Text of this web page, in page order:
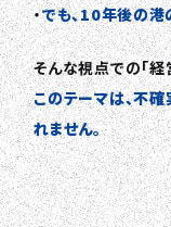
・でも、10年後の港
そんな視点での「経
このテーマは、不
れません。